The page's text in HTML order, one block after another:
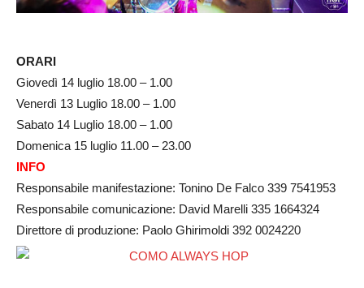
ORARI
Giovedì 14 luglio 18.00 – 1.00
Venerdì 13 Luglio 18.00 – 1.00
Sabato 14 Luglio 18.00 – 1.00
Domenica 15 luglio 11.00 – 23.00
INFO
Responsabile manifestazione: Tonino De Falco 339 7541953
Responsabile comunicazione: David Marelli 335 1664324
Direttore di produzione: Paolo Ghirimoldi 392 0024220